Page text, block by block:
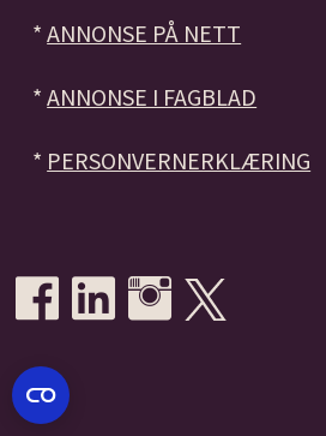
*ANNONSE PÅ NETT
*ANNONSE I FAGBLAD
* PERSONVERNERKLÆRING